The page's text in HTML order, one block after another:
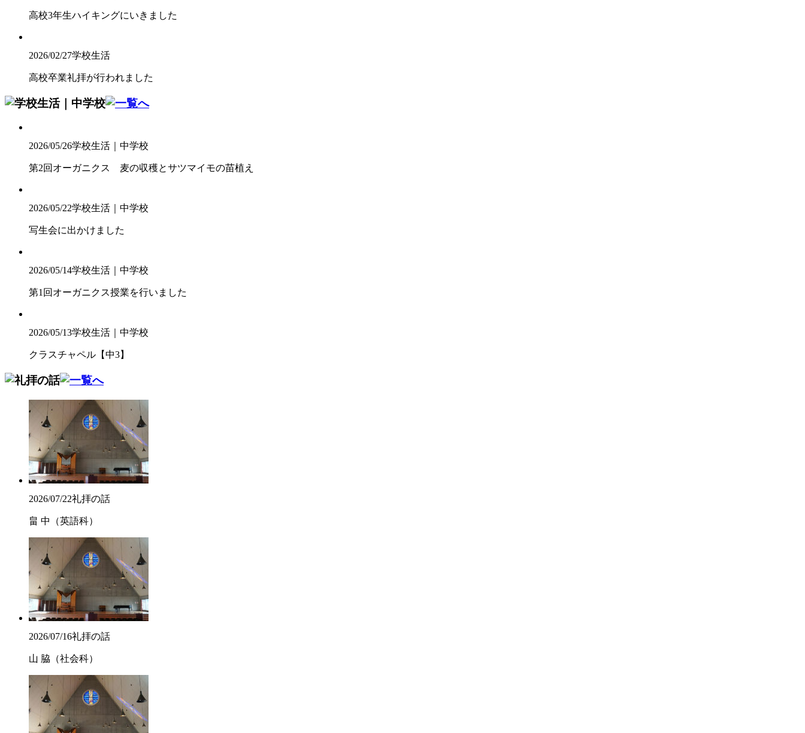
高校3年生ハイキングにいきました
2026/02/27学校生活
高校卒業礼拝が行われました
2026/05/26学校生活｜中学校
第2回オーガニクス 麦の収穫とサツマイモの苗植え
2026/05/22学校生活｜中学校
写生会に出かけました
2026/05/14学校生活｜中学校
第1回オーガニクス授業を行いました
2026/05/13学校生活｜中学校
クラスチャペル【中3】
2026/07/22礼拝の話
畠 中（英語科）
2026/07/16礼拝の話
山 脇（社会科）